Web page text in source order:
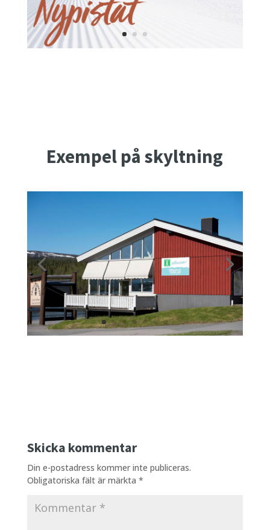
Exempel på skyltning
Skicka kommentar
Din e-postadress kommer inte publiceras.
Obligatoriska fält är märkta *